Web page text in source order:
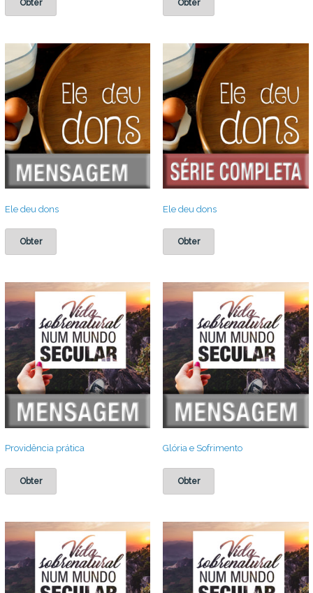
Obter Obter
Ele deu dons
Obter
Ele deu dons
Obter
Providência prática
Obter
Glória e Sofrimento
Obter